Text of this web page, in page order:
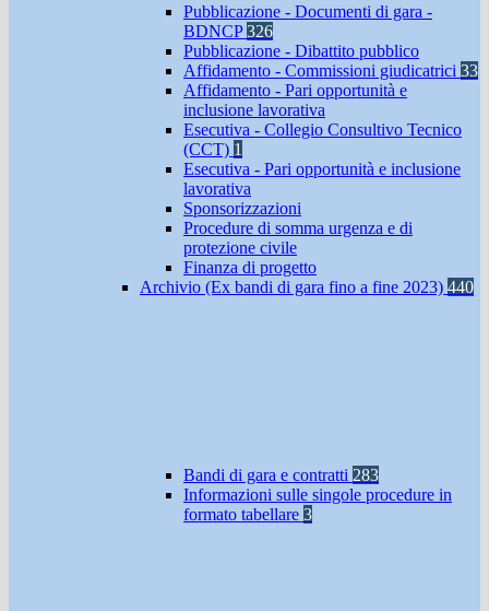
Pubblicazione - Documenti di gara -
BDNCP326
Pubblicazione - Dibattito pubblico
Affidamento - Commissioni giudicatrici 33
Affidamento - Pari opportunità e
inclusione lavorativa
Esecutiva - Collegio Consultivo Tecnico
(CCT) 1
Esecutiva - Pari opportunità e inclusione
lavorativa
Sponsorizzazioni
Procedure di somma urgenza e di
protezione civile
Finanza di progetto
Archivio (Ex bandi di gara fino a fine 2023) 440
Bandi di gara e contratti 283
Informazioni sulle singole procedure in
formato tabellare 3